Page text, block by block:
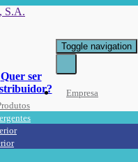
Quer ser
Toggle navigation
Empresa